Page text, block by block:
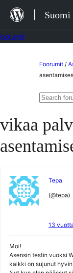
Siirry
sisältöön
Suomi
Foorumit /
Search
vikaa
Tepa
(@tepa)
13
Moi!
Asensin testin vuoksi
kaikki on sujunut